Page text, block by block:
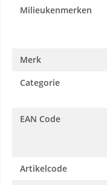
Milieukenmerken
Merk
Categorie
EAN Code
Artikelcode